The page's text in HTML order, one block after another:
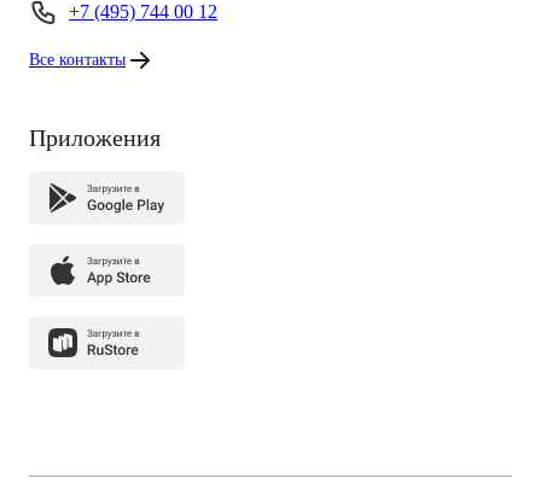
+7 (495) 744 00 12
Все контакты
Приложения